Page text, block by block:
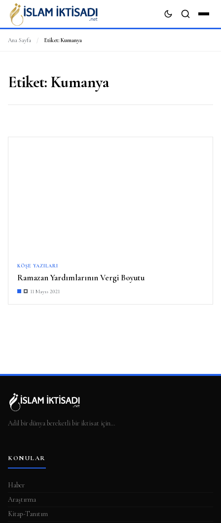
Ana Sayfa / Etiket: Kumanya
Etiket: Kumanya
KÖŞE YAZILARI
Ramazan Yardımlarının Vergi Boyutu
11 Mayıs 2021
Adil bir dünya bereketli bir iktisat için…
KONULAR
Haber
Araştırma
Kitap-Tanıtım